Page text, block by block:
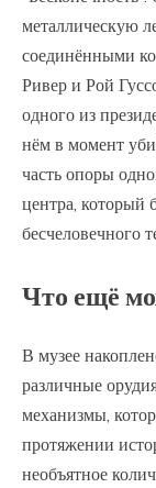
металлическую
соединёнными
Ривер и Рой
одного из
нём в момент
часть опоры
центра, который
бесчеловечного
Что ещё
В музее
различные
механизмы,
протяжении
необъятное